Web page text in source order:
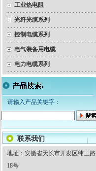
工业热电阻
光纤光缆系列
控制电缆系列
电气装备用电缆
电力电缆系列
请输入产品关键字：
联系我们
地址：安徽省天长市开发区纬三路
18号